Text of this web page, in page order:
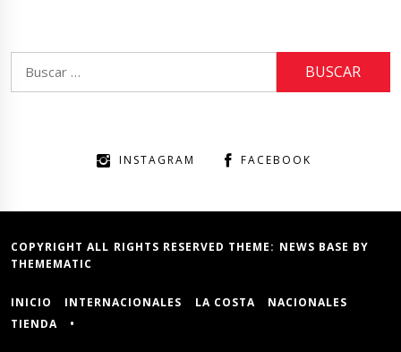
INSTAGRAM FACEBOOK
COPYRIGHT ALL RIGHTS RESERVED THEME: NEWS BASE BY
THEMEMATIC
INICIO INTERNACIONALES LA COSTA
NACIONALES
TIENDA
•